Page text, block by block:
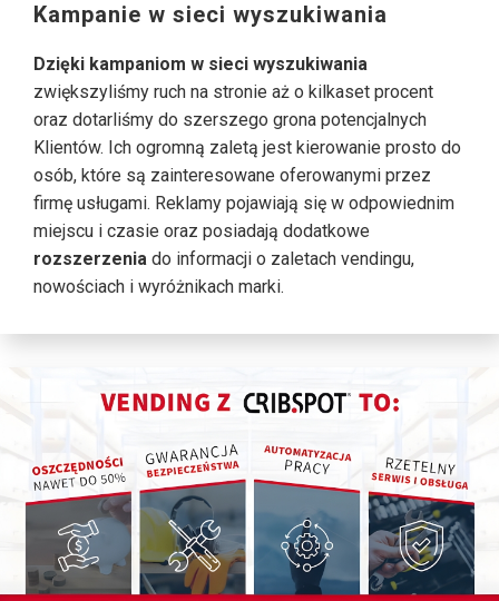
Kampanie w sieci wyszukiwania
Dzięki kampaniom w sieci wyszukiwania
zwiększyliśmy ruch na stronie aż o kilkaset procent
oraz dotarliśmy do szerszego grona potencjalnych
Klientów. Ich ogromną zaletą jest kierowanie prosto do
osób, które są zainteresowane oferowanymi przez
firmę usługami. Reklamy pojawiają się w odpowiednim
miejscu i czasie oraz posiadają dodatkowe
rozszerzenia do informacji o zaletach vendingu,
nowościach i wyróżnikach marki.